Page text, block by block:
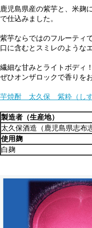
鹿児島県産の紫芋と、米麹
で仕込みました。
紫芋ならではのフルーティ
口に含むとスミレのような
繊細な甘みとライトボディ！
ぜひオンザロックで香りを
芋焼酎 太久保 紫粋（し
製造者（生産地）
太久保酒造（鹿児島県志布
使用麹
白麹